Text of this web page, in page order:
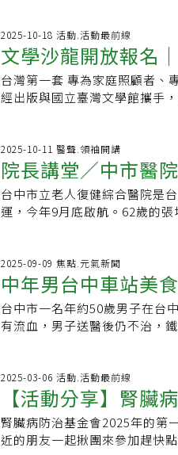
提高警覺及早就醫，顱內腫瘤
豐富的腫瘤，術前血管評估與
隊合作，有助提升治療成功率與
一」的照護模式。導入智慧建
範談起「為何選擇中國醫藥大
展表示，當時建案在投標之時
金級」的能力而獲得評委肯定
療、醫養合一、全齡照護」三
救急、救命」為重點，因此急
等專科醫師，搭配AI影像判讀
症進行治療，以爭取更多黃金
「愛寶」，減少護理師的工作
服務，細心守護在地民眾「在
張坤正也觀察到，臺中市立老
也含括太平、大里、潭子、豐
時，除了交通往返時間大幅縮
婦的醫療需求都比較高，因此
照護，皆面面俱到，這樣的全
為「醫學中心等級市立醫院」
教學醫院，逐步朝向醫學中心
齊驅。
益、社區健康促進服務，期待
康、更充滿活力。談到台中市
說，在民國108年，當時台中市
醫院，為不同醫院各自經營，
採九年一簽，多數醫院不願投
地塊等，並處理容積轉移與地
療園區，並經投標，委託中國
助延長健康餘命所謂「醫養合
照護模式，讓病人與家屬不必
的延長，是重中之重，因此醫
就能獲得一系列健康促進服務
示，該院作為市立醫院，也肩
床位，專門提供給低收入戶與
社、東勢、和平、梨山等偏鄉
院也成立了愛心專戶，提供三
療補助、急難救助與喪葬補助
掛號費僅100元，大幅減輕民眾
化與社區的連結，從健康促進
2025-10-18 活動.活動最前線
文學沙龍開放報名
顧者的文學處方》
台灣第一套 專為家庭照顧者、
經出版與國立臺灣文學館攜手
家的作品，映照出照顧者的12
冊》｜由諮商心理師黃素菲老
在書寫中找到療癒的力量。我
愕提供務實的人生相談，透過
廣系列活動即將開放報名！為
之間，找到安頓身心的方式。
領取一帖溫柔的文學處方。📚
生日期｜2025/11/01（六）
園市龜山區興華五街53號）📚
何接住照顧者的心時間｜2025/
有本生活坊（台中市西屯區逢
子：文字為照顧者點起微光時
明玉地點｜版本書店（台南市
讀者茶點一份𖦹現場將抽出1位
2025-10-11 醫聲.領袖開講
院長講堂／中市醫
台中市立老人復健綜合醫院是
運，今年9月底啟航。62歲的
健醫院老舊，因應周邊70萬市
大型現代化智慧型的綜合性醫
日完工營運。張坤正指出，簡
座現代化市立醫院，不只慢性
塞。市醫擁有38個醫療專科，
放射腫瘤治療，並可結合中國
腫瘤手術也涵蓋大腸直腸、胸
術。張坤正指出，中市醫占地
前主治醫師126人，逐步開床
2025-09-09 焦點.元氣新聞
中年男台中車站美
救不治
台中市一名年約50歲男子在台
有流血，男子送醫後仍不治，
發現年約50歲男子已無生命跡
治，案發過程仍待後續釐清。
安心專線：1925｜生命線協
2025-03-06 活動.活動最前線
【活動分享】腎臟
教講座活動
腎臟病防治基金會2025年的第
近的朋友一起揪團來參加趕快